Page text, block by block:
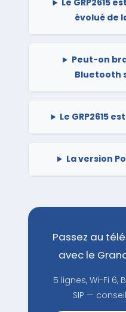
Le GRP2615
évolué de
Peut-on
Bluetooth
Le GRP2615
La version
Passez au
avec le
5 lignes, Wi-Fi 6,
SIP —